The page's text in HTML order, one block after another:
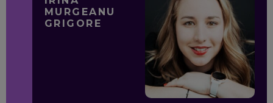
MURGEANU
GRIGORE